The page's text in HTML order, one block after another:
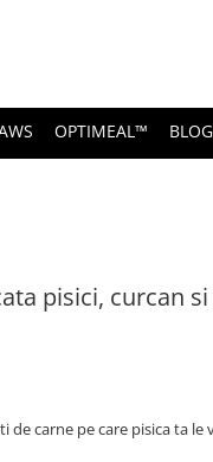
OPTIMEAL™ BLOG
pisici, curcan
carne pe care pisica ta le